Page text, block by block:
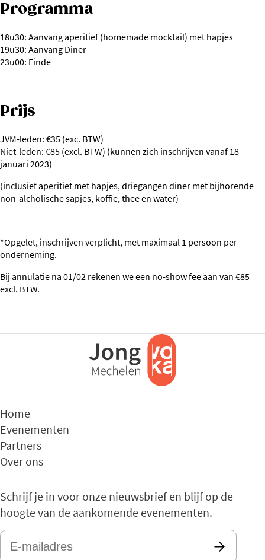
Programma
18u30: Aanvang aperitief (homemade mocktail) met hapjes
19u30: Aanvang Diner
23u00: Einde
Prijs
JVM-leden: €35 (exc. BTW)
Niet-leden: €85 (excl. BTW) (kunnen zich inschrijven vanaf 18
januari 2023)
(inclusief aperitief met hapjes, driegangen diner met bijhorende
non-alcholische sapjes, koffie, thee en water)
*Opgelet, inschrijven verplicht, met maximaal 1 persoon per
onderneming.
Bij annulatie na 01/02 rekenen we een no-show fee aan van €85
excl. BTW.
Home
Evenementen
Partners
Over ons
Schrijf je in voor onze nieuwsbrief en blijf op de
hoogte van de aankomende evenementen.
E-
mailadres*